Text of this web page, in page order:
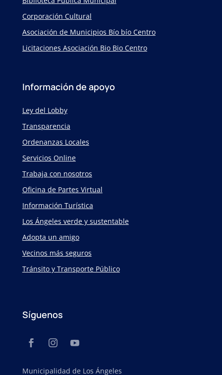
Corporación Cultural
Asociación de Municipios Bío bío Centro
Licitaciones Asociación Bio Bio Centro
Información de apoyo
Ley del Lobby
Transparencia
Ordenanzas Locales
Servicios Online
Trabaja con nosotros
Oficina de Partes Virtual
Información Turística
Los Ángeles verde y sustentable
Adopta un amigo
Vecinos más seguros
Tránsito y Transporte Público
Síguenos
Municipalidad de Los Ángeles